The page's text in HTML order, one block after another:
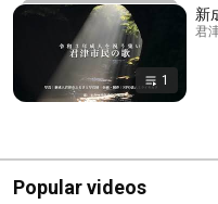
1
新
君
Popular videos